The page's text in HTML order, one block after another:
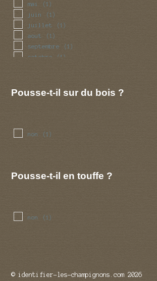
mai (1)
juin (1)
juillet (1)
aout (1)
septembre (1)
octobre (1)
Pousse-t-il sur du bois ?
non (1)
Pousse-t-il en touffe ?
non (1)
© identifier-les-champignons.com 2026